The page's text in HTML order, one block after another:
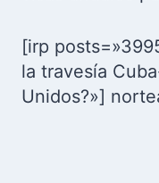
[irp
la travesía
Unidos?»]